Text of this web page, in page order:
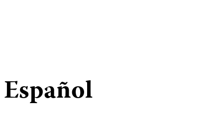
Español